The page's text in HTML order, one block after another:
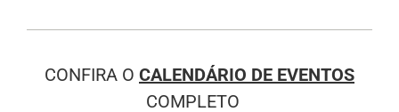
CONFIRA O CALENDÁRIO DE EVENTOS
COMPLETO